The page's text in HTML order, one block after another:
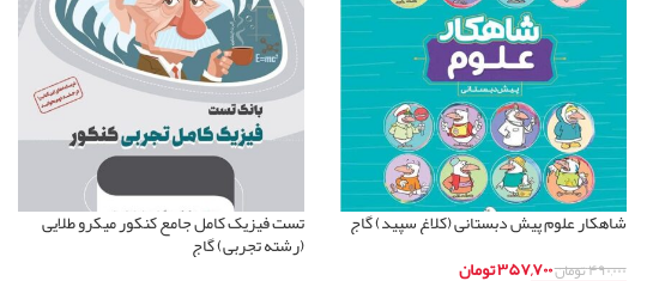
شاهکار علوم پیش دبستانی (کلاغ سپید) گاج
۴۹۰,۰۰۰تومان۳۵۷,۷۰۰تومان
تست فیزیک کامل جامع کنکور میکرو طلایی
(رشته تجربی) گاج